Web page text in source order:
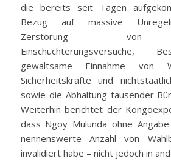
die bereits seit Tagen
Bezug auf massive
Zerstörung von
Einschüchterungsversuche,
gewaltsame Einnahme von
Sicherheitskräfte und
sowie die Abhaltung tausender
Weiterhin berichtet der
dass Ngoy Mulunda ohne
nennenswerte Anzahl von
invalidiert habe – nicht jedoch in